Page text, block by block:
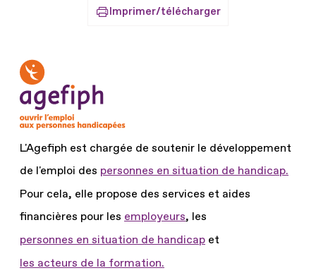
Imprimer/télécharger
L'Agefiph est chargée de soutenir le développement
de l'emploi des personnes en situation de handicap.
Pour cela, elle propose des services et aides
financières pour les employeurs, les
personnes en situation de handicap et
les acteurs de la formation.